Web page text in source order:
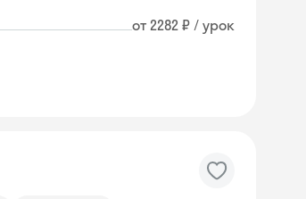
от 2282 ₽ / урок